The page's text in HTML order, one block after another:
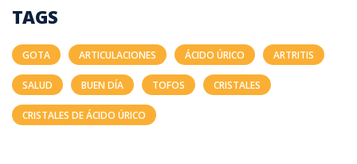
TAGS
GOTA ARTICULACIONES ÁCIDO ÚRICO ARTRITIS
SALUD BUEN DÍA TOFOS CRISTALES
CRISTALES DE ÁCIDO ÚRICO